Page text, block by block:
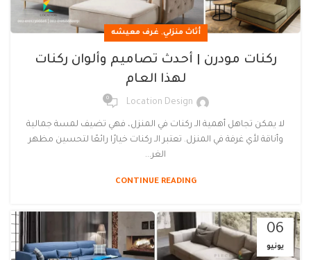
أثاث منزلي, غرف معيشه
ركنات مودرن | أحدث تصاميم وألوان ركنات
لهذا العام
Location Design
0
لا يمكن تجاهل أهمية الـ ركنات في المنزل، فهي تضيف لمسة جمالية
وأناقة لأي غرفة في المنزل. تعتبر الـ ركنات خيارًا رائعًا لتحسين مظهر
الغر...
CONTINUE READING
06
يونيو